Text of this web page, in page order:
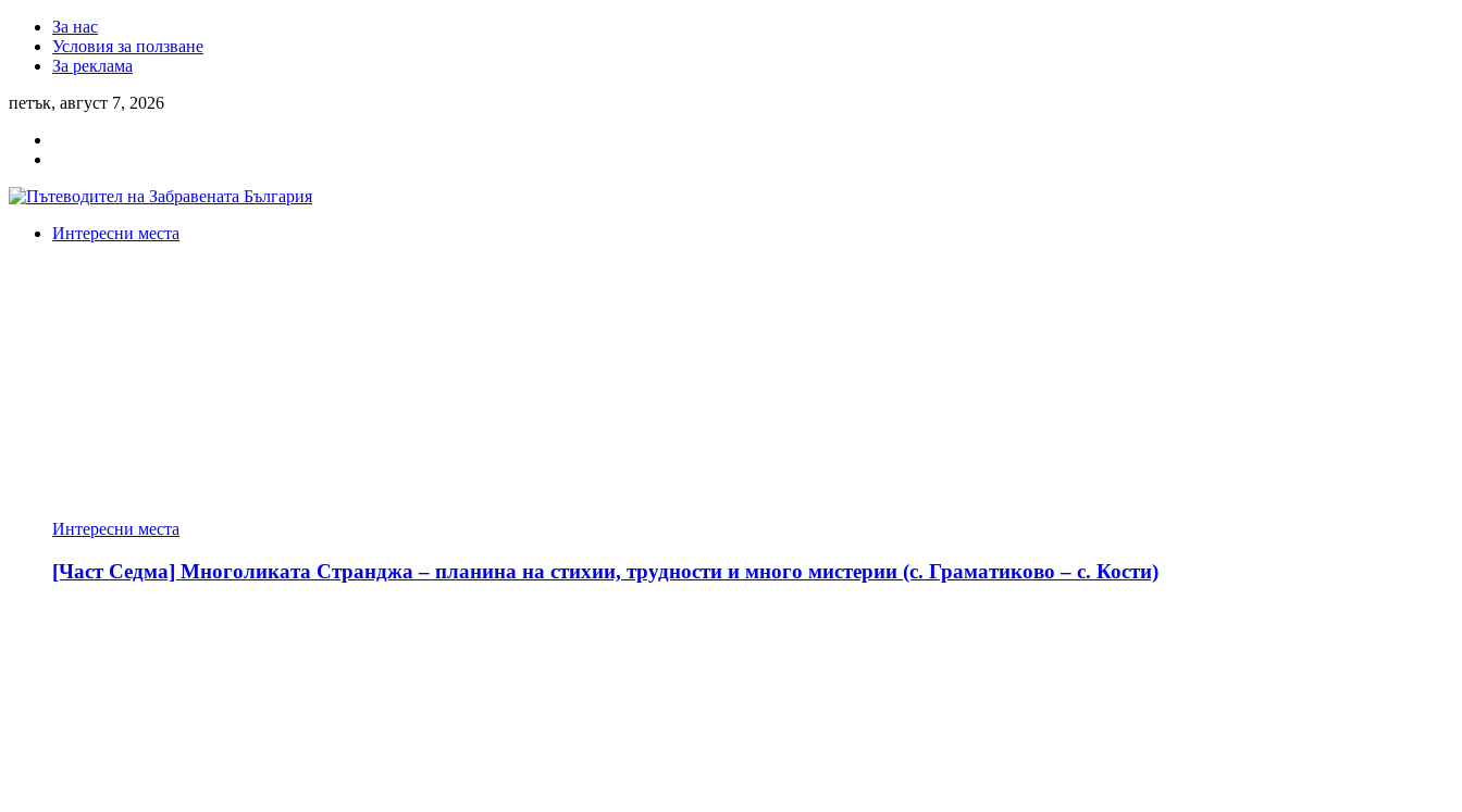
За нас
Условия за ползване
За реклама
петък, август 7, 2026
Интересни места
Интересни места
[Част Седма] Многоликата Странджа – планина на стихии, трудности и много мистерии (с. Граматиково – с. Кости)